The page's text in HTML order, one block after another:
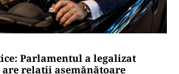
Parlamentul a legalizat
are relații asemănătoare